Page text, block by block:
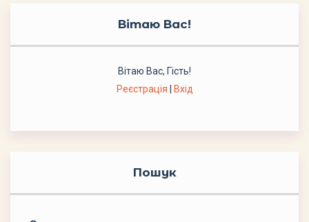
Вітаю Вас!
Вітаю Вас, Гість!
Реєстрація
Вхід
Пошук